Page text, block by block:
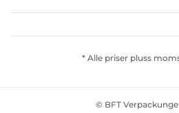
* Alle priser pluss
© BFT